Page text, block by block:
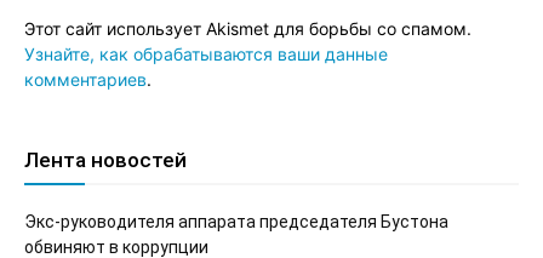
Этот сайт использует Akismet для борьбы со спамом.
Узнайте, как обрабатываются ваши данные
комментариев.
Лента новостей
Экс-руководителя аппарата председателя Бустона
обвиняют в коррупции